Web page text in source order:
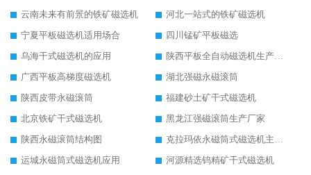
云南未来有前景的铁矿磁选机
河北一站式的铁矿磁选机
宁夏平板磁选机适用场合
四川锰矿平板磁选
乌海干式磁选机的应用
陕西平板全自动磁选机生产厂家
广西平板高梯度磁选机
湖北强磁永磁滚筒
陕西皮带永磁滚筒
福建砂土矿干式磁选机
北京铁矿干式磁选机
黑龙江强磁滚筒生产厂家
陕西永磁滚筒结构图
克拉玛依永磁筒式磁选机主要技术参数
运城永磁筒式磁选机应用
河源精选钨精矿干式磁选机